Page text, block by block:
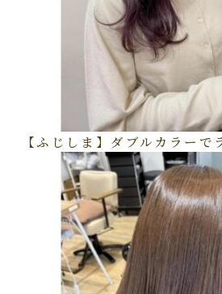
【ふじしま】ダブルカラーで